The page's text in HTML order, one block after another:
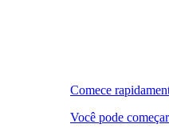
Comece
Você pode